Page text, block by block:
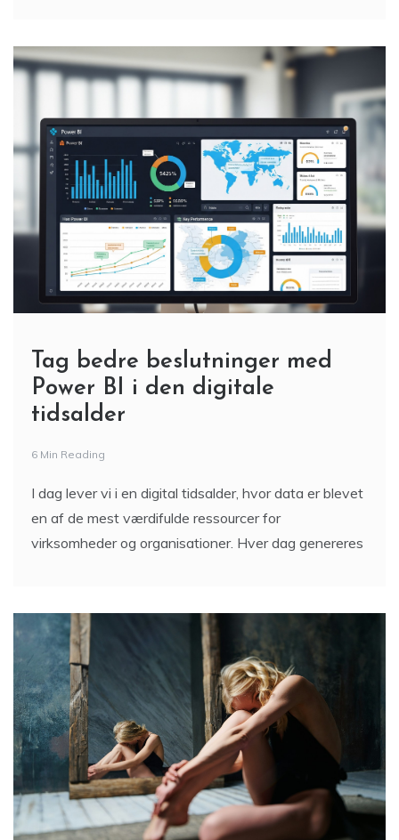
Tag bedre beslutninger med
Power BI i den digitale
tidsalder
6 Min Reading
I dag lever vi i en digital tidsalder, hvor data er blevet
en af de mest værdifulde ressourcer for
virksomheder og organisationer. Hver dag genereres